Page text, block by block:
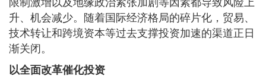
升、机会减少。随着国际经济格局的碎片化，贸易、
技术转让和跨境资本等过去支撑投资加速的渠道正日
渐关闭。
以全面改革催化投资